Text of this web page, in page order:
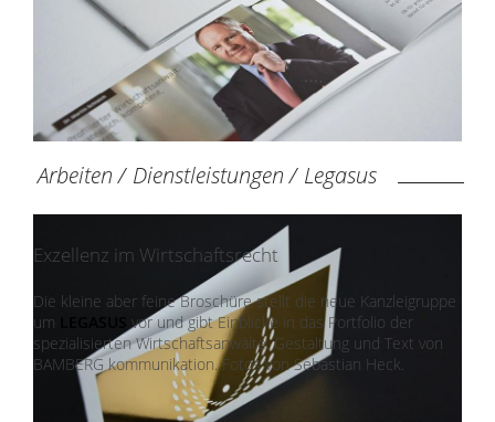
Exzellenz im Wirtschaftsrecht
Die kleine aber feine Broschüre stellt die neue Kanzleigruppe
um
vor und gibt Einblicke in das Portfolio der
spezialisierten Wirtschaftsanwälte. Gestaltung und Text von
BAMBERG kommunikation. Fotos von Sebastian Heck.
Arbeiten/ Dienstleistungen/ Legasus